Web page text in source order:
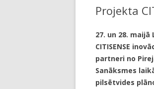
Projekta
27. un 28.
CITISENSE
partneri no
Sanāksmes
pilsētvides